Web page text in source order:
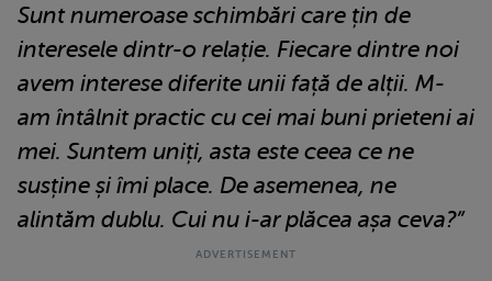
Sunt numeroase schimbări care țin de
interesele dintr-o relație. Fiecare dintre noi
avem interese diferite unii față de alții. M-
am întâlnit practic cu cei mai buni prieteni ai
mei. Suntem uniți, asta este ceea ce ne
susține și îmi place. De asemenea, ne
alintăm dublu. Cui nu i-ar plăcea așa ceva?”